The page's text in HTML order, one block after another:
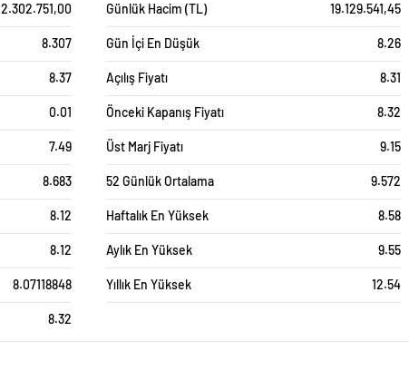
2.302.751,00 Günlük Hacim (TL) 19.129.541,45
8.307 Gün İçi En Düşük 8.26
8.37 Açılış Fiyatı 8.31
0.01 Önceki Kapanış Fiyatı 8.32
7.49 Üst Marj Fiyatı 9.15
8.683 52 Günlük Ortalama 9.572
8.12 Haftalık En Yüksek 8.58
8.12 Aylık En Yüksek 9.55
8.07118848 Yıllık En Yüksek 12.54
8.32